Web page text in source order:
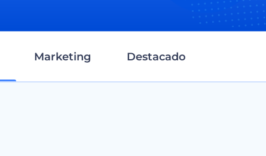
Marketing Destacado